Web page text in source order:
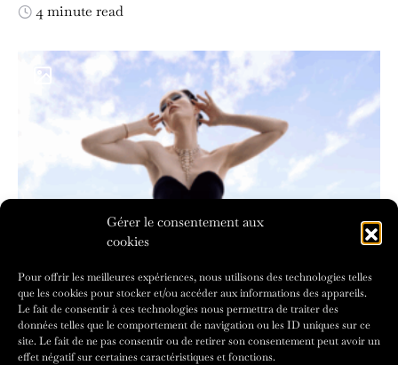
Gérer le consentement aux
cookies
Pour offrir les meilleures expériences, nous utilisons des technologies telles
que les cookies pour stocker et/ou accéder aux informations des appareils.
Le fait de consentir à ces technologies nous permettra de traiter des
données telles que le comportement de navigation ou les ID uniques sur ce
site. Le fait de ne pas consentir ou de retirer son consentement peut avoir un
effet négatif sur certaines caractéristiques et fonctions.
4 minute read
Coco Rocha Dévoile La Nouvelle
Parure De Haute Joaillerie De La
Maison Akillis